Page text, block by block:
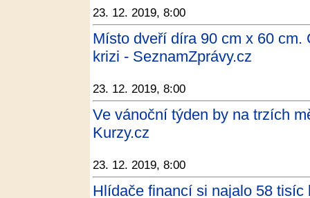
23. 12. 2019, 8:00
Místo dveří díra 90 cm x 60 cm.
krizi - SeznamZprávy.cz
23. 12. 2019, 8:00
Ve vánoční týden by na trzích
Kurzy.cz
23. 12. 2019, 8:00
Hlídače financí si najalo 58